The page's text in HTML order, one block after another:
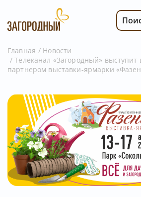
Главная
Новости
Телеканал «Загородный»
партнером выставки-ярмарки